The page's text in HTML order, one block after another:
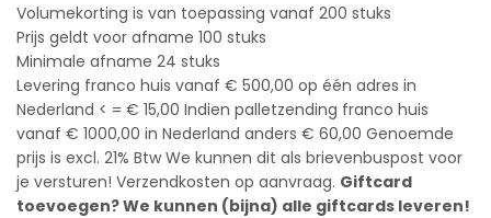
Volumekorting is van toepassing vanaf 200 stuks
Prijs geldt voor afname 100 stuks
Minimale afname 24 stuks
Levering franco huis vanaf € 500,00 op één adres in
Nederland < = € 15,00 Indien palletzending franco huis
vanaf € 1000,00 in Nederland anders € 60,00 Genoemde
prijs is excl. 21% Btw We kunnen dit als brievenbuspost voor
je versturen! Verzendkosten op aanvraag. Giftcard
toevoegen? We kunnen (bijna) alle giftcards leveren!